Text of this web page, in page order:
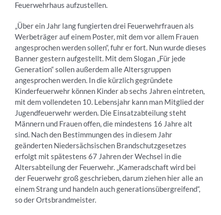
Feuerwehrhaus aufzustellen.
„Über ein Jahr lang fungierten drei Feuerwehrfrauen als
Werbeträger auf einem Poster, mit dem vor allem Frauen
angesprochen werden sollen“, fuhr er fort. Nun wurde dieses
Banner gestern aufgestellt. Mit dem Slogan „Für jede
Generation“ sollen außerdem alle Altersgruppen
angesprochen werden. In die kürzlich gegründete
Kinderfeuerwehr können Kinder ab sechs Jahren eintreten,
mit dem vollendeten 10. Lebensjahr kann man Mitglied der
Jugendfeuerwehr werden. Die Einsatzabteilung steht
Männern und Frauen offen, die mindestens 16 Jahre alt
sind. Nach den Bestimmungen des in diesem Jahr
geänderten Niedersächsischen Brandschutzgesetzes
erfolgt mit spätestens 67 Jahren der Wechsel in die
Altersabteilung der Feuerwehr. „Kameradschaft wird bei
der Feuerwehr groß geschrieben, darum ziehen hier alle an
einem Strang und handeln auch generationsübergreifend“,
so der Ortsbrandmeister.